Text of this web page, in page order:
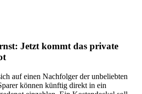
Jetzt kommt das private
auf einen Nachfolger der unbeliebten
können künftig direkt in ein